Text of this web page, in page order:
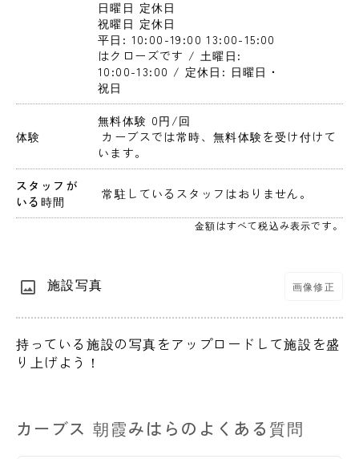
日曜日 定休日
祝曜日 定休日
平日: 10:00-19:00 13:00-15:00
はクローズです / 土曜日:
10:00-13:00 / 定休日: 日曜日・
祝日
体験
無料体験 0円 /回
います。
スタッフが
いる時間
常駐しているスタッフはおりません。
金額はすべて税込み表示です。
施設写真 画像修正
持っている施設の写真をアップロードして施設を盛
り上げよう！
カーブス 朝霞みはらのよくある質問